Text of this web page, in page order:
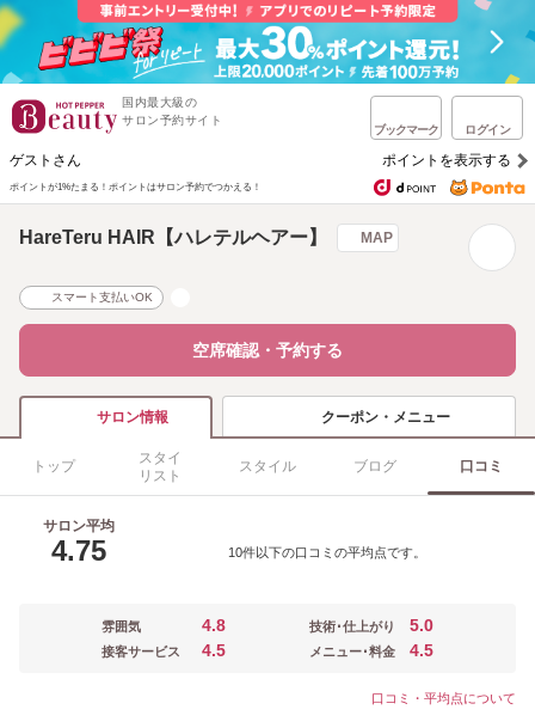
国内最大級の
サロン予約サイト
ブックマーク ログイン
ゲストさん ポイントを表示する
ポイントが1%たまる！ ポイントはサロン予約でつかえる！
HareTeru HAIR【ハレテルヘアー】 MAP
スマート支払いOK
空席確認・予約する
サロン情報 クーポン・メニュー
トップ
スタイ
リスト
スタイル ブログ 口コミ
サロン平均
4.75 10件以下の口コミの平均点です。
雰囲気 4.8
接客サービス 4.5
技術･仕上がり 5.0
メニュー･料金 4.5
口コミ・平均点について